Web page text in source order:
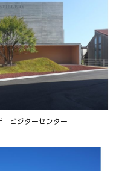
ビジターセンター